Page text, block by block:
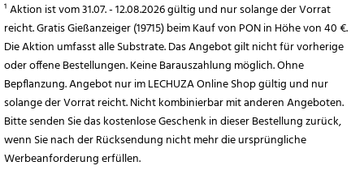
¹ Aktion ist vom 31.07. - 12.08.2026 gültig und nur solange der Vorrat
reicht. Gratis Gießanzeiger (19715) beim Kauf von PON in Höhe von 40 €.
Die Aktion umfasst alle Substrate. Das Angebot gilt nicht für vorherige
oder offene Bestellungen. Keine Barauszahlung möglich. Ohne
Bepflanzung. Angebot nur im LECHUZA Online Shop gültig und nur
solange der Vorrat reicht. Nicht kombinierbar mit anderen Angeboten.
Bitte senden Sie das kostenlose Geschenk in dieser Bestellung zurück,
wenn Sie nach der Rücksendung nicht mehr die ursprüngliche
Werbeanforderung erfüllen.